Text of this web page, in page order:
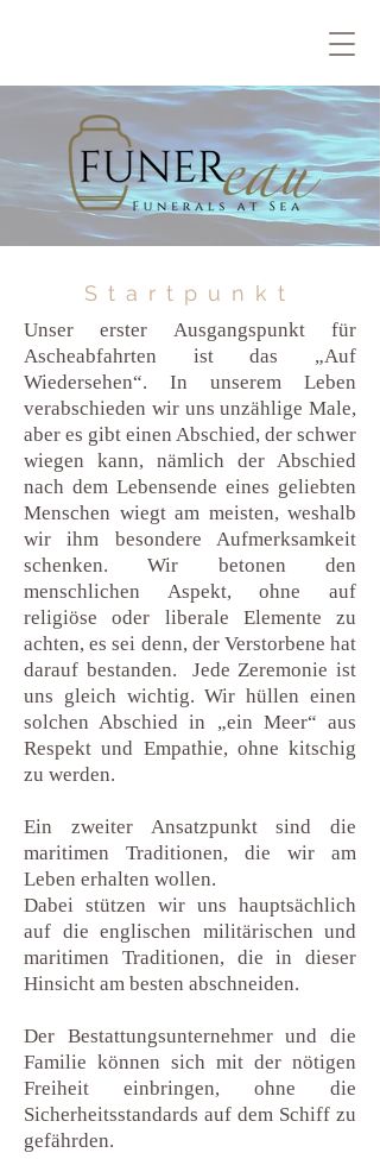
Startpunkt
Unser erster Ausgangspunkt für
Ascheabfahrten ist das „Auf
Wiedersehen“. In unserem Leben
verabschieden wir uns unzählige Male,
aber es gibt einen Abschied, der schwer
wiegen kann, nämlich der Abschied
nach dem Lebensende eines geliebten
Menschen wiegt am meisten, weshalb
wir ihm besondere Aufmerksamkeit
schenken. Wir betonen den
menschlichen Aspekt, ohne auf
religiöse oder liberale Elemente zu
achten, es sei denn, der Verstorbene hat
darauf bestanden. Jede Zeremonie ist
uns gleich wichtig. Wir hüllen einen
solchen Abschied in „ein Meer“ aus
Respekt und Empathie, ohne kitschig
zu werden.
Ein zweiter Ansatzpunkt sind die
maritimen Traditionen, die wir am
Leben erhalten wollen.
Dabei stützen wir uns hauptsächlich
auf die englischen militärischen und
maritimen Traditionen, die in dieser
Hinsicht am besten abschneiden.
Der Bestattungsunternehmer und die
Familie können sich mit der nötigen
Freiheit einbringen, ohne die
Sicherheitsstandards auf dem Schiff zu
gefährden.